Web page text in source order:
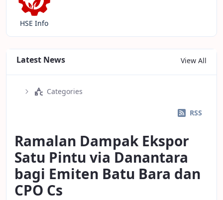
HSE Info
Latest News View All
Categories
RSS
Ramalan Dampak Ekspor
Satu Pintu via Danantara
bagi Emiten Batu Bara dan
CPO Cs